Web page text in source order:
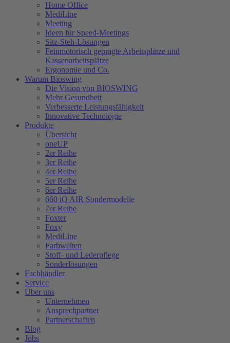
Home Office
MediLine
Meeting
Ideen für Speed-Meetings
Sitz-Steh-Lösungen
Feinmotorisch geprägte Arbeitsplätze und
Kassenarbeitsplätze
Ergonomie und Co.
Warum Bioswing
Die Vision von BIOSWING
Mehr Gesundheit
Verbesserte Leistungsfähigkeit
Innovative Technologie
Produkte
Übersicht
oneUP
2er Reihe
3er Reihe
4er Reihe
5er Reihe
6er Reihe
660 iQ AIR Sondermodelle
7er Reihe
Foxter
Foxy
MediLine
Farbwelten
Stoff- und Lederpflege
Sonderlösungen
Fachhändler
Service
Über uns
Unternehmen
Ansprechpartner
Partnerschaften
Blog
Jobs